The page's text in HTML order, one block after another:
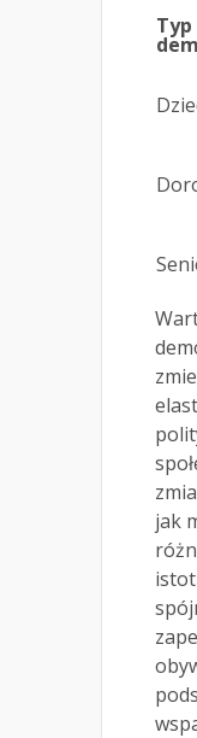
jak